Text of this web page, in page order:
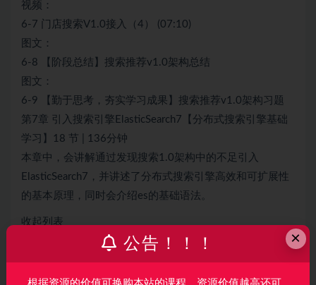
视频：
6-7 门店搜索V1.0接入（4） (07:10)
图文：
6-8 【阶段总结】搜索推荐v1.0架构总结
图文：
6-9 【勤于思考，夯实学习成果】搜索推荐v1.0架构习题
第7章 引入搜索引擎ElasticSearch7【分布式搜索引擎基础
学习】18 节 | 136分钟
本章中，会讲解通过发现搜索1.0架构中的不足引入
ElasticSearch7，并讲述了分布式搜索引擎高效和可扩展性
的基本原理，同时会介绍es的基础语法。
收起列表
视频：
×
公告！！！